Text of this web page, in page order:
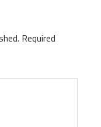
Required